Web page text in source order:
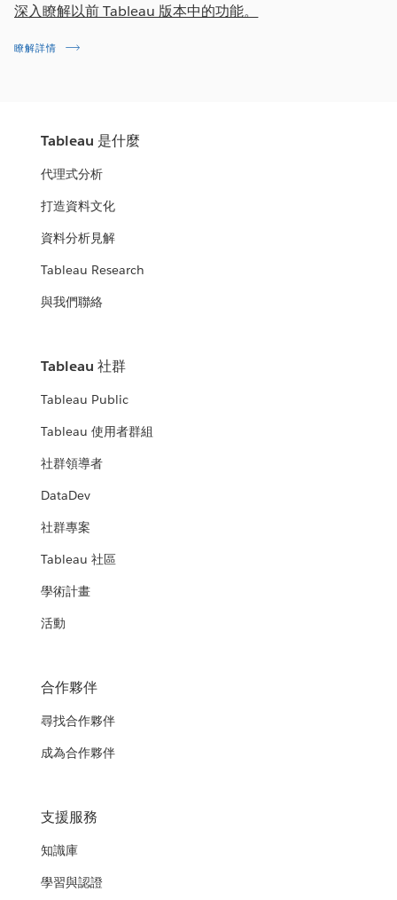
深入瞭解以前 Tableau 版本中的功能。
瞭解詳情
Tableau 是什麼
代理式分析
打造資料文化
資料分析見解
Tableau Research
與我們聯絡
Tableau 社群
Tableau Public
Tableau 使用者群組
社群領導者
DataDev
社群專案
Tableau 社區
學術計畫
活動
合作夥伴
尋找合作夥伴
成為合作夥伴
支援服務
知識庫
學習與認證